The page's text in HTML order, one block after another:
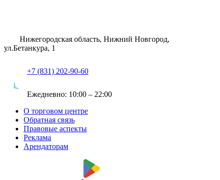
Нижегородская область, Нижний Новгород,
ул.Бетанкура, 1
+7 (831) 202-90-60
Ежедневно: 10:00 – 22:00
О торговом центре
Обратная связь
Правовые аспекты
Реклама
Арендаторам